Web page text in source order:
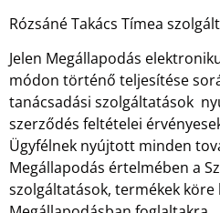
Rózsáné Takács Tímea
Jelen Megállapodás
módon történő teljesítése
tanácsadási szolgáltatások
szerződés feltételei
Ügyfélnek nyújtott minden
Megállapodás értelmében a
szolgáltatások, termékek köre